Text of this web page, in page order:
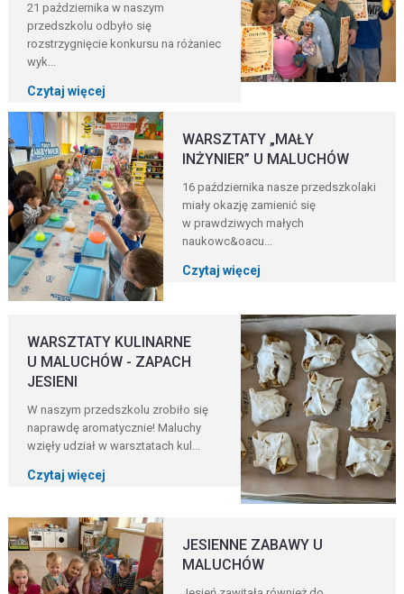
21 października w naszym
przedszkolu odbyło się
rozstrzygnięcie konkursu na różaniec
wyk...
Czytaj więcej
WARSZTATY „MAŁY
INŻYNIER” U MALUCHÓW
16 października nasze przedszkolaki
miały okazję zamienić się
w prawdziwych małych
naukowc&oacu...
Czytaj więcej
WARSZTATY KULINARNE
U MALUCHÓW - ZAPACH
JESIENI
W naszym przedszkolu zrobiło się
naprawdę aromatycznie! Maluchy
wzięły udział w warsztatach kul...
Czytaj więcej
JESIENNE ZABAWY U
MALUCHÓW